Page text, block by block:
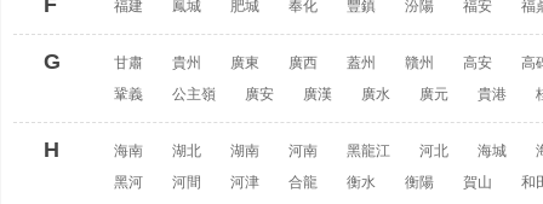
F 福建 鳳城 肥城 奉化 豐鎮 汾陽 福安 福
G 甘肅 貴州 廣東 廣西 蓋州 贛州 高安
高
鞏義
公主嶺 廣安 廣漢 廣水 廣元 貴港
H 海南 湖北 湖南 河南 黑龍江 河北 海城
黑河
河間 河津 合龍 衡水 衡陽 賀山
和